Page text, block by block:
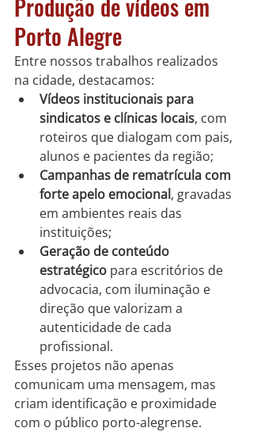
Produção de vídeos em
Porto Alegre
Entre nossos trabalhos realizados
na cidade, destacamos:
Vídeos institucionais para
sindicatos e clínicas locais, com
roteiros que dialogam com pais,
alunos e pacientes da região;
Campanhas de rematrícula com
forte apelo emocional, gravadas
em ambientes reais das
instituições;
Geração de conteúdo
estratégico para escritórios de
advocacia, com iluminação e
direção que valorizam a
autenticidade de cada
profissional.
Esses projetos não apenas
comunicam uma mensagem, mas
criam identificação e proximidade
com o público porto-alegrense.